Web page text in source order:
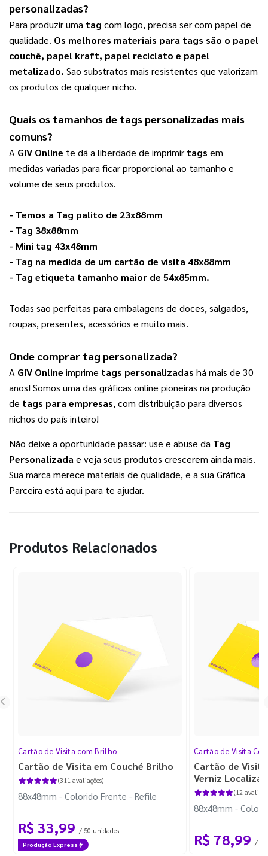
personalizadas?
Para produzir uma tag com logo, precisa ser com papel de
qualidade. Os melhores materiais para tags são o papel
couchê, papel kraft, papel reciclato e papel
metalizado. São substratos mais resistentes que valorizam
os produtos de qualquer nicho.
Quais os tamanhos de tags personalizadas mais
comuns?
A GIV Online te dá a liberdade de imprimir tags em
medidas variadas para ficar proporcional ao tamanho e
volume de seus produtos.
- Temos a Tag palito de 23x88mm
- Tag 38x88mm
- Mini tag 43x48mm
- Tag na medida de um cartão de visita 48x88mm
- Tag etiqueta tamanho maior de 54x85mm.
Todas são perfeitas para embalagens de doces, salgados,
roupas, presentes, acessórios e muito mais.
Onde comprar tag personalizada?
A GIV Online imprime tags personalizadas há mais de 30
anos! Somos uma das gráficas online pioneiras na produção
de tags para empresas, com distribuição para diversos
nichos do país inteiro!
Não deixe a oportunidade passar: use e abuse da Tag
Personalizada e veja seus produtos crescerem ainda mais.
Sua marca merece materiais de qualidade, e a sua Gráfica
Parceira está aqui para te ajudar.
Produtos Relacionados
Cartão de Visita com Brilho
Cartão de Visita em Couché Brilho
(311 avaliações)
88x48mm - Colorido Frente - Refile
R$ 33,99 / 50 unidades
Produção Express
Cartão de Visita
Cartão de
Verniz
(12
88x48mm -
R$ 78,99 /